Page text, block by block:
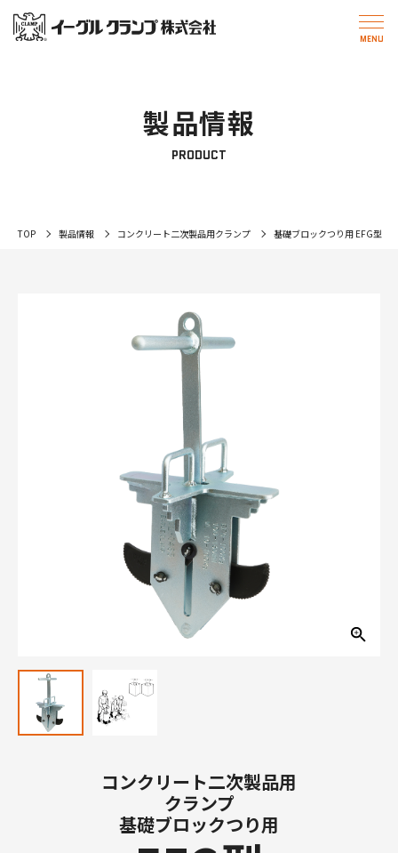
TOP 製品情報 コンクリート二次製品用クランプ 基礎ブロックつり用 EFG型
製品情報
PRODUCT
コンクリート二次製品用
クランプ
基礎ブロックつり用